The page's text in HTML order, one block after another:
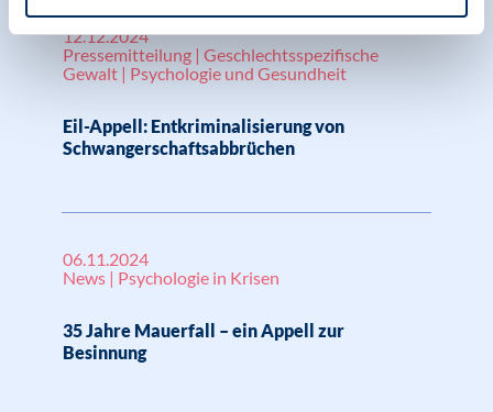
12.12.2024
Pressemitteilung | Geschlechtsspezifische
Gewalt | Psychologie und Gesundheit
Eil-Appell: Entkriminalisierung von
Schwangerschaftsabbrüchen
06.11.2024
News | Psychologie in Krisen
35 Jahre Mauerfall – ein Appell zur
Besinnung